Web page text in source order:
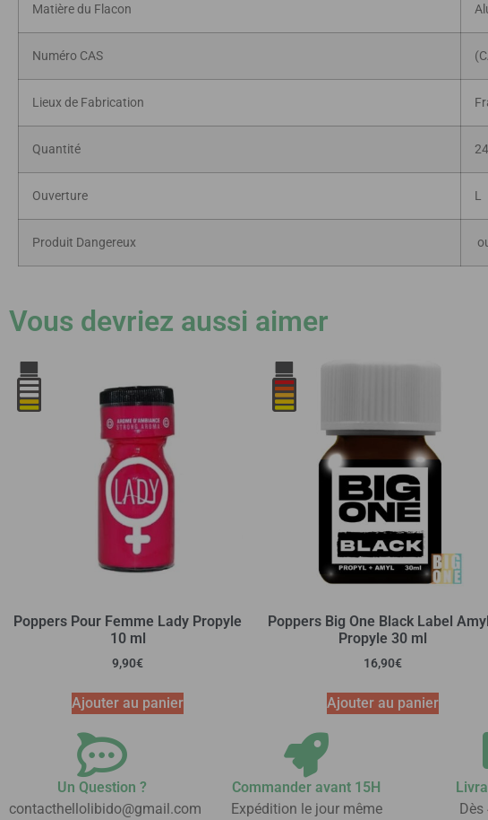
Matière du Flacon
Numéro CAS
Lieux de Fabrication
Quantité
Ouverture L
Produit Dangereux
Vous devriez aussi aimer
Poppers Pour Femme Lady Propyle
10 ml
9,90€
Ajouter au panier
Poppers Big One Black Label
Propyle 30 ml
16,90€
Ajouter au panier
Un Question ?
contacthellolibido@gmail.com
Commander avant 15H
Expédition le jour même